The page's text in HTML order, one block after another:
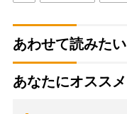
あわせて読みたい
あなたにオススメ